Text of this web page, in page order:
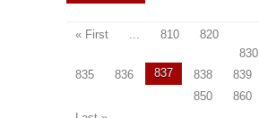
« First 810
820
830
835
836 837 838 839
850
860